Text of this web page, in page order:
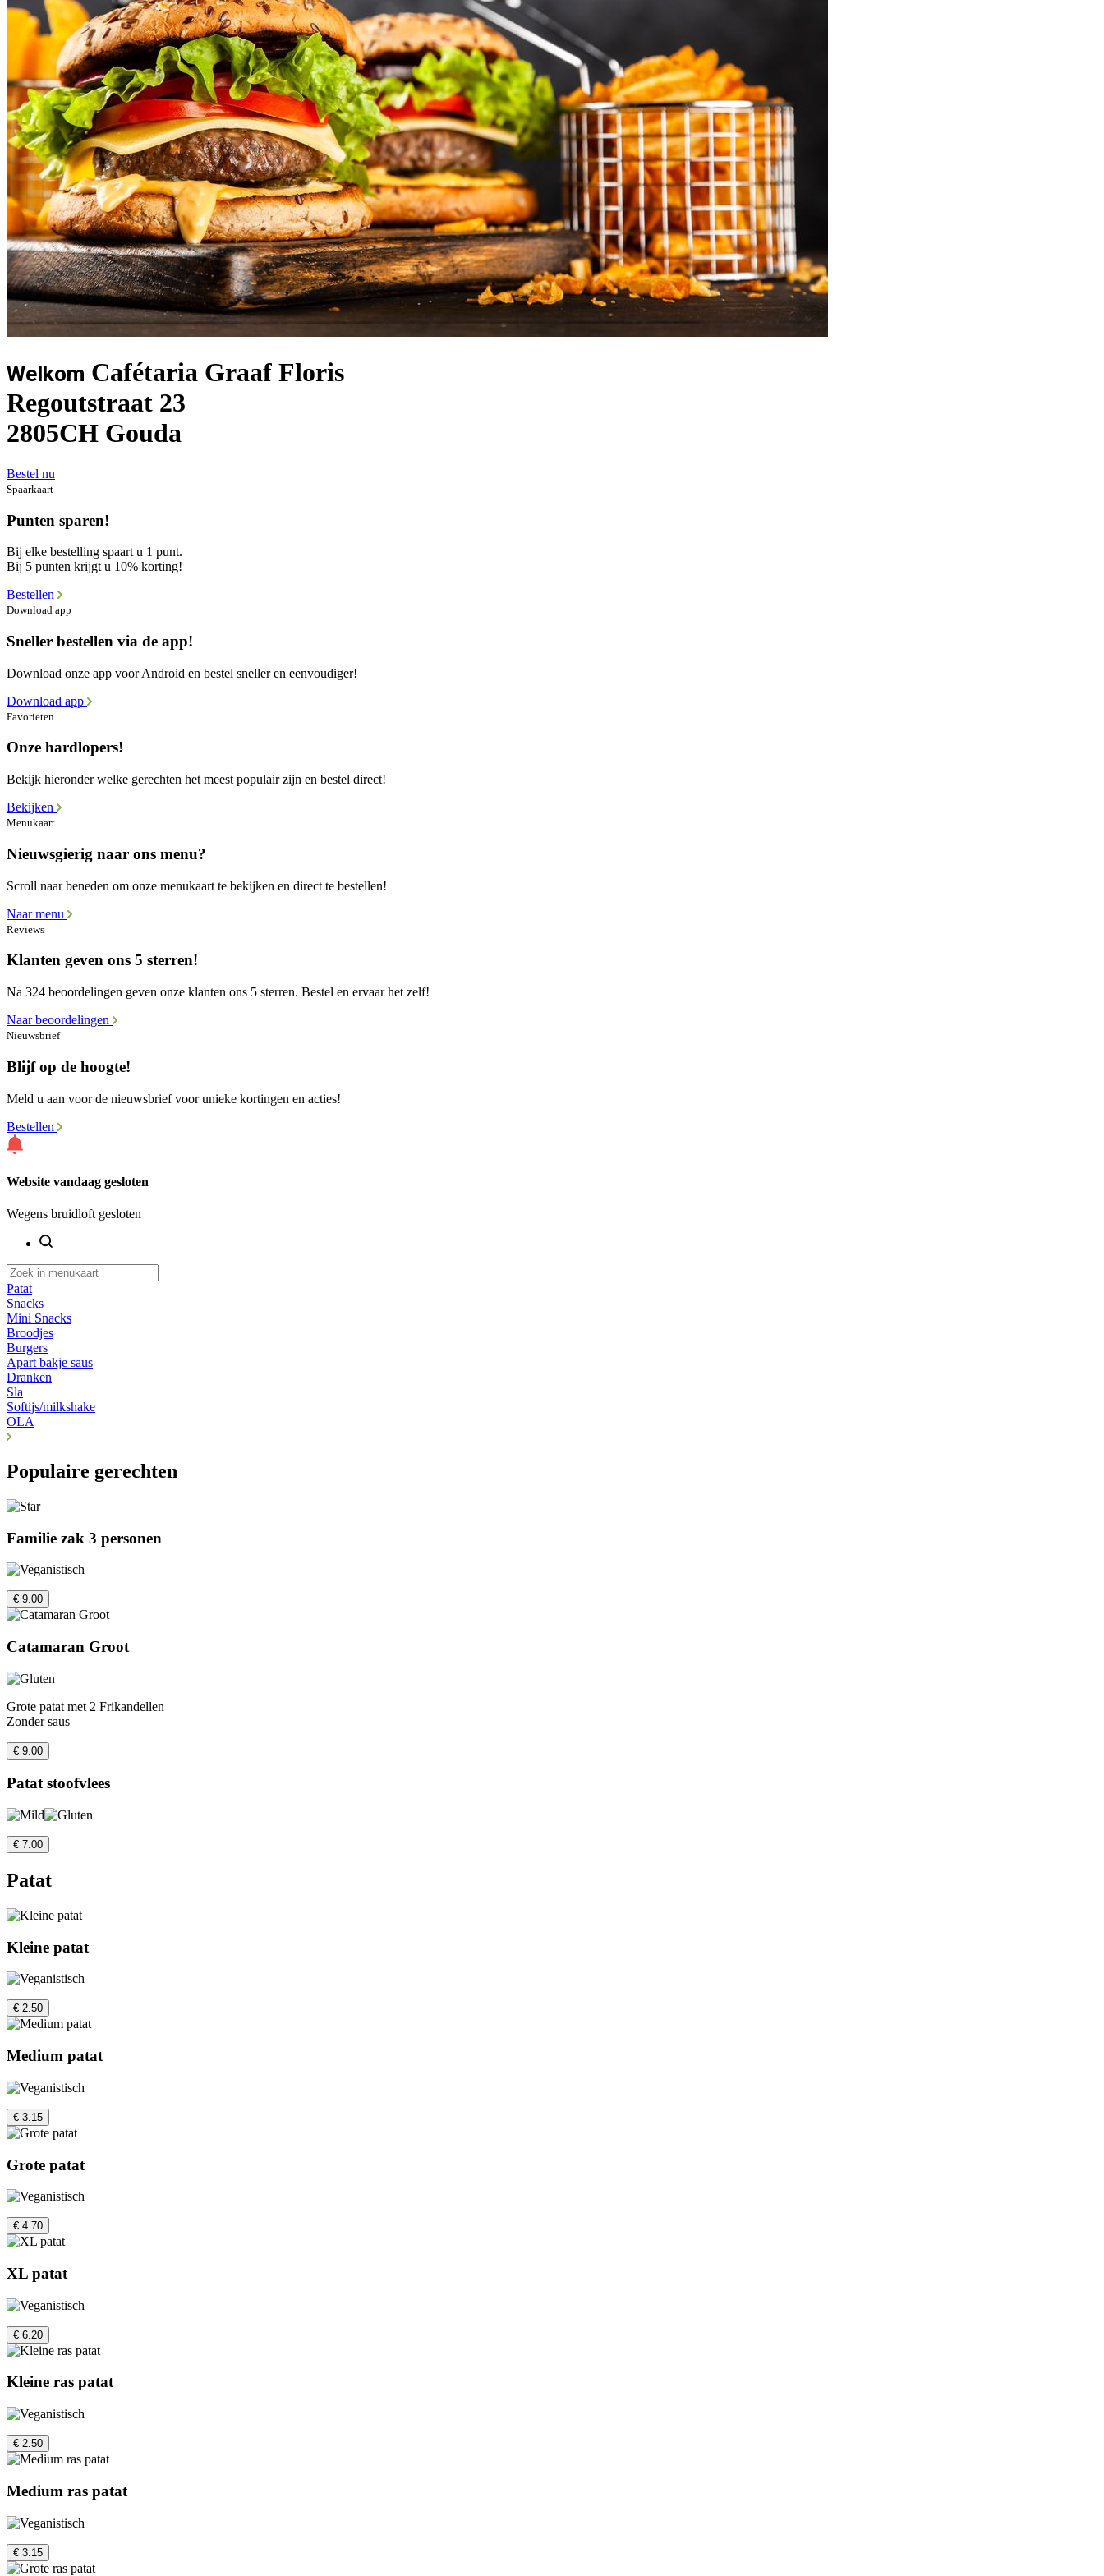
Welkom Cafétaria Graaf Floris
Regoutstraat 23
2805CH Gouda
Bestel nu
Spaarkaart
Punten sparen!
Bij elke bestelling spaart u 1 punt.
Bij 5 punten krijgt u 10% korting!
Bestellen
Download app
Sneller bestellen via de app!
Download onze app voor Android en bestel sneller en eenvoudiger!
Download app
Favorieten
Onze hardlopers!
Bekijk hieronder welke gerechten het meest populair zijn en bestel direct!
Bekijken
Menukaart
Nieuwsgierig naar ons menu?
Scroll naar beneden om onze menukaart te bekijken en direct te bestellen!
Naar menu
Reviews
Klanten geven ons 5 sterren!
Na 324 beoordelingen geven onze klanten ons 5 sterren. Bestel en ervaar het zelf!
Naar beoordelingen
Nieuwsbrief
Blijf op de hoogte!
Meld u aan voor de nieuwsbrief voor unieke kortingen en acties!
Bestellen
Website vandaag gesloten
Wegens bruidloft gesloten
Patat
Snacks
Mini Snacks
Broodjes
Burgers
Apart bakje saus
Dranken
Sla
Softijs/milkshake
OLA
Populaire gerechten
Familie zak 3 personen
€ 9.00
Catamaran Groot
Grote patat met 2 Frikandellen
Zonder saus
€ 9.00
Patat stoofvlees
€ 7.00
Patat
Kleine patat
€ 2.50
Medium patat
€ 3.15
Grote patat
€ 4.70
XL patat
€ 6.20
Kleine ras patat
€ 2.50
Medium ras patat
€ 3.15